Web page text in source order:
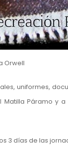
Orwell
uniformes,
Páramo y
3 días de las